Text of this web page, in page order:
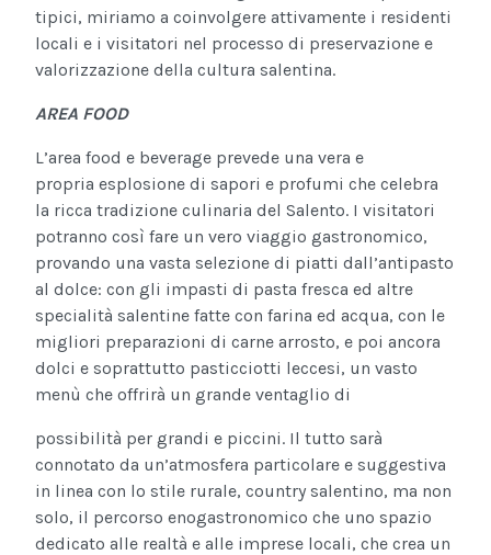
tipici, miriamo a coinvolgere attivamente i residenti
locali e i visitatori nel processo di preservazione e
valorizzazione della cultura salentina.
AREA FOOD
L’area food e beverage prevede una vera e
propria esplosione di sapori e profumi che celebra
la ricca tradizione culinaria del Salento. I visitatori
potranno così fare un vero viaggio gastronomico,
provando una vasta selezione di piatti dall’antipasto
al dolce: con gli impasti di pasta fresca ed altre
specialità salentine fatte con farina ed acqua, con le
migliori preparazioni di carne arrosto, e poi ancora
dolci e soprattutto pasticciotti leccesi, un vasto
menù che offrirà un grande ventaglio di
possibilità per grandi e piccini. Il tutto sarà
connotato da un’atmosfera particolare e suggestiva
in linea con lo stile rurale, country salentino, ma non
solo, il percorso enogastronomico che uno spazio
dedicato alle realtà e alle imprese locali, che crea un